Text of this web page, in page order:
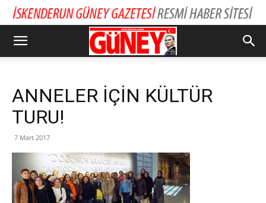
ANNELER İÇİN KÜLTÜR
TURU!
7 Mart 2017